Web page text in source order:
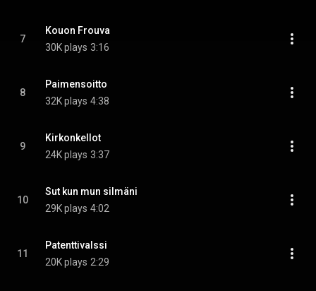
7
Kouon Frouva
30K plays 3:16
8
Paimensoitto
32K plays 4:38
9
Kirkonkellot
24K plays 3:37
10
Sut kun mun silmäni
29K plays 4:02
11
Patenttivalssi
20K plays 2:29